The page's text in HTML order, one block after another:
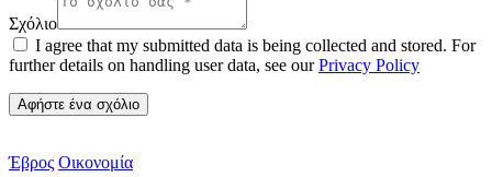
Σχόλιο
I agree that my submitted data is being collected and stored. For
further details on handling user data, see ourPrivacy Policy
Έβρος Οικονομία